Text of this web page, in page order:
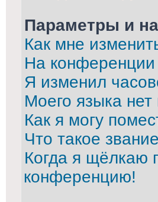
Параметры и
Как мне
На
Я изменил
Моего языка нет
Как я могу
Что такое
Когда я щёлкаю
конференцию!